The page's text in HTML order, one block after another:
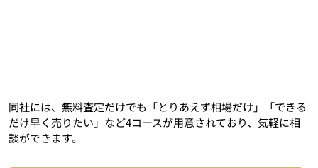
同社には、無料査定だけでも「とりあえず相場だけ」「できる
だけ早く売りたい」など4コースが用意されており、気軽に相
談ができます。